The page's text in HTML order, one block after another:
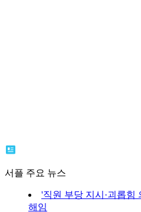
서플 주요 뉴스
'직원 부당 지시·괴롭힘
해임